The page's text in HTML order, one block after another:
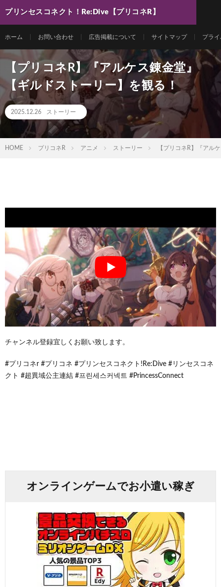
プリンセスコネクト！Re:Dive【プリコネR】
ホーム お問い合わせ 広告掲載について サイトマップ プラ
【プリコネR】『アルケス錬金堂』
【ギルドストーリー】を観る！
2025.12.26 ストーリー
HOME プリコネR アニメ ストーリー 【プリコネR】『アル
チャンネル登録宜しくお願い致します。
#プリコネr #プリコネ #プリンセスコネクト!Re:Dive #リンセスコネ
クト #超異域公主連結 #프린세스커넥트 #PrincessConnect
オンラインゲームでお小遣い稼ぎ